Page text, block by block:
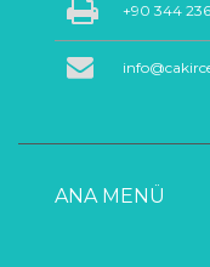
+90 344
ANA MENÜ